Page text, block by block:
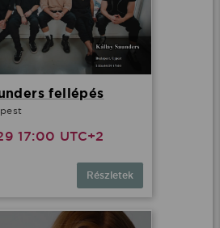
fellépés
17:00 UTC+2
Részletek